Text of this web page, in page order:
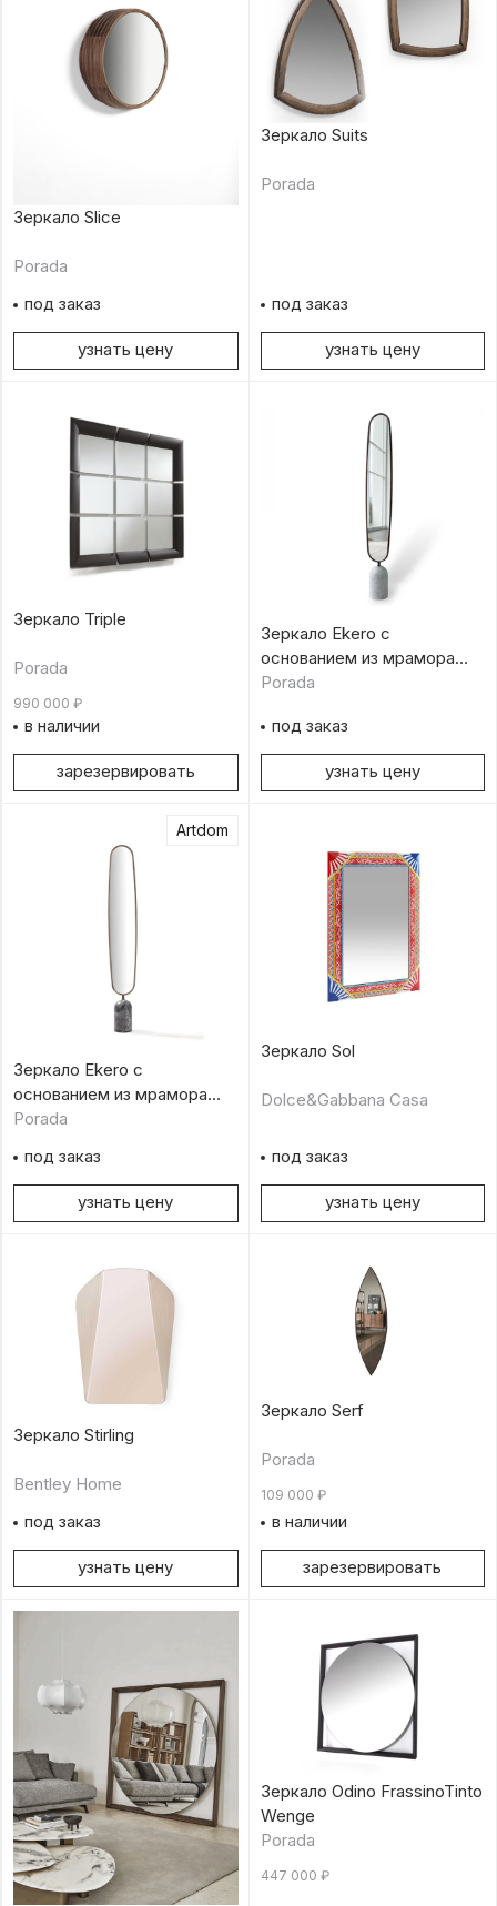
Зеркало Slice
Porada
под заказ
узнать цену
Зеркало Suits
Porada
под заказ
узнать цену
Зеркало Triple
Porada
990 000 ₽
в наличии
зарезервировать
Зеркало Ekero с
основанием из мрамора
Carrara white
Porada
под заказ
узнать цену
Artdom
Зеркало Ekero с
основанием из мрамора
Grey Carnico
Porada
под заказ
узнать цену
Зеркало Sol
Dolce&Gabbana Casa
под заказ
узнать цену
Зеркало Stirling
Bentley Home
под заказ
узнать цену
Зеркало Serf
Porada
109 000 ₽
в наличии
зарезервировать
Зеркало Odino FrassinoTinto
Wenge
Porada
447 000 ₽